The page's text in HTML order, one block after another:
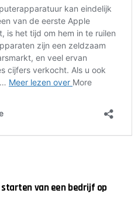
van een bedrijf op